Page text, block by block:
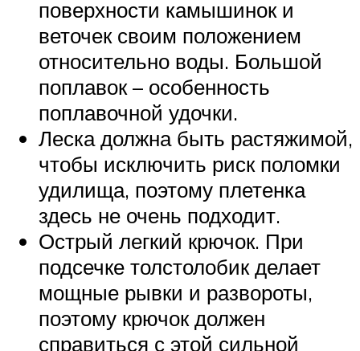
поверхности камышинок и
веточек своим положением
относительно воды. Большой
поплавок – особенность
поплавочной удочки.
Леска должна быть растяжимой,
чтобы исключить риск поломки
удилища, поэтому плетенка
здесь не очень подходит.
Острый легкий крючок. При
подсечке толстолобик делает
мощные рывки и развороты,
поэтому крючок должен
справиться с этой сильной